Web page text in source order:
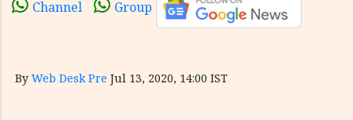
Channel Group
By Web Desk Pre Jul 13, 2020, 14:00 IST